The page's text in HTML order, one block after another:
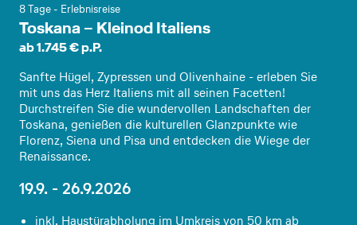
8 Tage - Erlebnisreise
Toskana – Kleinod Italiens
ab 1.745 € p.P.
Sanfte Hügel, Zypressen und Olivenhaine - erleben Sie
mit uns das Herz Italiens mit all seinen Facetten!
Durchstreifen Sie die wundervollen Landschaften der
Toskana, genießen die kulturellen Glanzpunkte wie
Florenz, Siena und Pisa und entdecken die Wiege der
Renaissance.
19.9. - 26.9.2026
inkl. Haustürabholung im Umkreis von 50 km ab